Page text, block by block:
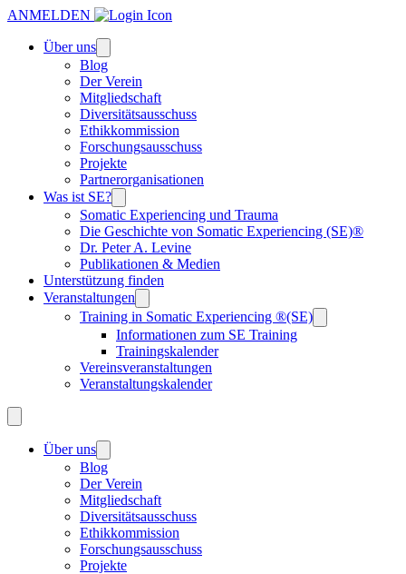
ANMELDEN
Über uns
Blog
Der Verein
Mitgliedschaft
Diversitätsausschuss
Ethikkommission
Forschungsausschuss
Projekte
Partnerorganisationen
Was ist SE?
Somatic Experiencing und Trauma
Die Geschichte von Somatic Experiencing (SE)®
Dr. Peter A. Levine
Publikationen & Medien
Unterstützung finden
Veranstaltungen
Training in Somatic Experiencing ®(SE)
Informationen zum SE Training
Trainingskalender
Vereinsveranstaltungen
Veranstaltungskalender
Über uns
Blog
Der Verein
Mitgliedschaft
Diversitätsausschuss
Ethikkommission
Forschungsausschuss
Projekte